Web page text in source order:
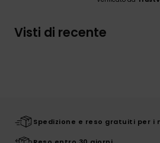
Visti di recente
Spedizione e reso gratuiti per i